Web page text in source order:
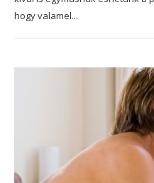
hogy valamel...